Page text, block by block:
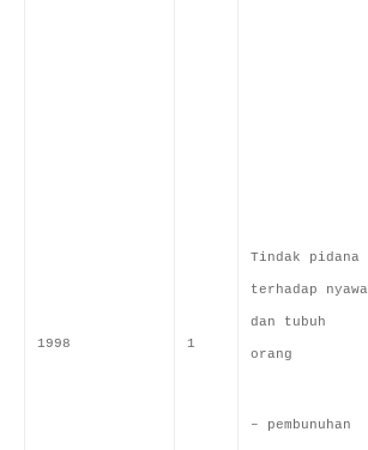
1998 1
Tindak pidana
terhadap nyawa
dan tubuh
orang
– pembunuhan